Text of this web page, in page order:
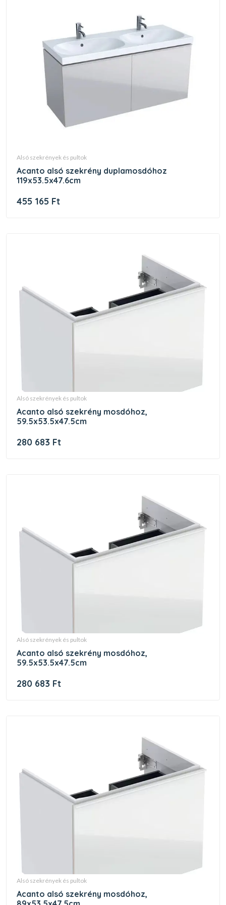
alsó szekrények és pultok
acanto alsó szekrény duplamosdóhoz
119x53.5x47.6cm
455 165 Ft
alsó szekrények és pultok
acanto alsó szekrény mosdóhoz,
59.5x53.5x47.5cm
280 683 Ft
alsó szekrények és pultok
acanto alsó szekrény mosdóhoz,
59.5x53.5x47.5cm
280 683 Ft
alsó szekrények és pultok
acanto alsó szekrény mosdóhoz,